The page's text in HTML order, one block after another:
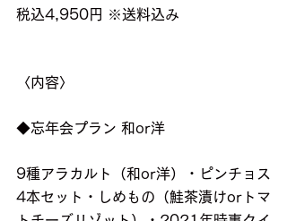
税込4,950円 ※送料込み
〈内容〉
◆忘年会プラン 和or洋
9種アラカルト（和or洋）・ピンチョス
4本セット・しめもの（鮭茶漬けorトマ